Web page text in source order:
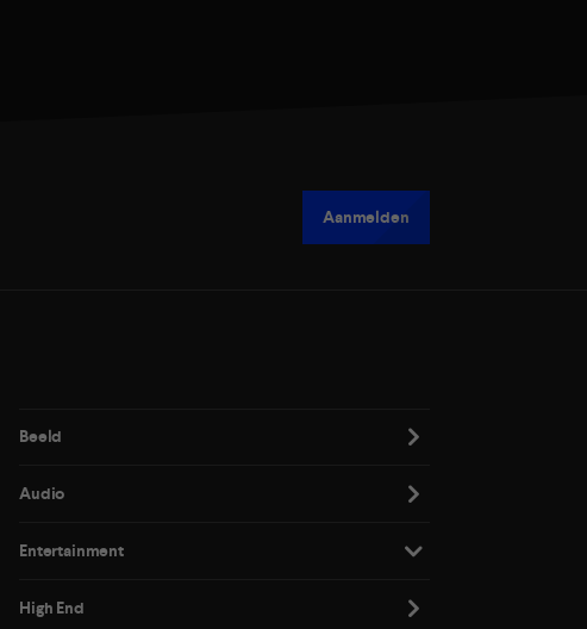
Aanmelden
Beeld
Audio
Entertainment
High End